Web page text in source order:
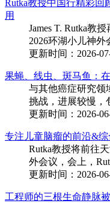
Rutka教授中国行精彩回
用
James T. Rutka教
2026环湖小儿神
更新时间：2026-
果蝇、线虫、斑马鱼：
与其他癌症研究领
挑战，进展较慢，
更新时间：2026-
专注儿童脑瘤的前沿&
Rutka教授将前往
外会议，会上，
更新时间：2026-
工程师的三根生命静脉